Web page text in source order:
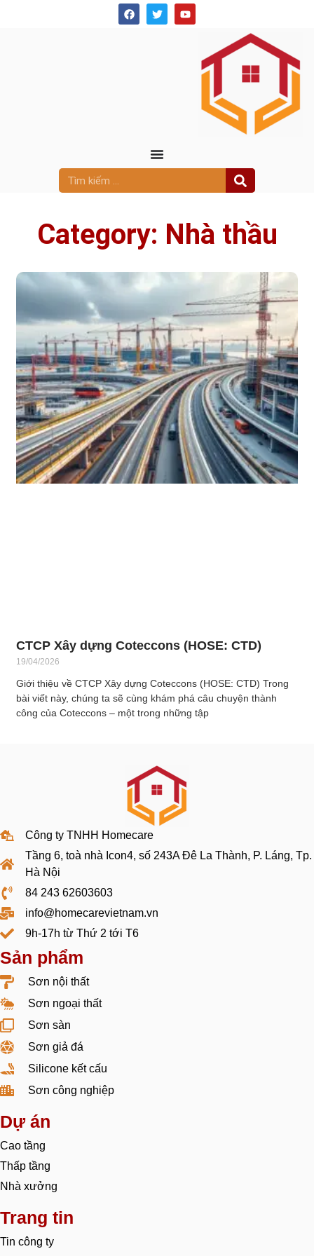
Category: Nhà thầu
CTCP Xây dựng Coteccons (HOSE: CTD)
19/04/2026
Giới thiệu về CTCP Xây dựng Coteccons (HOSE: CTD) Trong
bài viết này, chúng ta sẽ cùng khám phá câu chuyện thành
công của Coteccons – một trong những tập
Công ty TNHH Homecare
Tầng 6, toà nhà Icon4, số 243A Đê La Thành, P. Láng, Tp.
Hà Nội
84 243 62603603
info@homecarevietnam.vn
9h-17h từ Thứ 2 tới T6
Sản phẩm
Sơn nội thất
Sơn ngoại thất
Sơn sàn
Sơn giả đá
Silicone kết cấu
Sơn công nghiệp
Dự án
Cao tầng
Thấp tầng
Nhà xưởng
Trang tin
Tin công ty